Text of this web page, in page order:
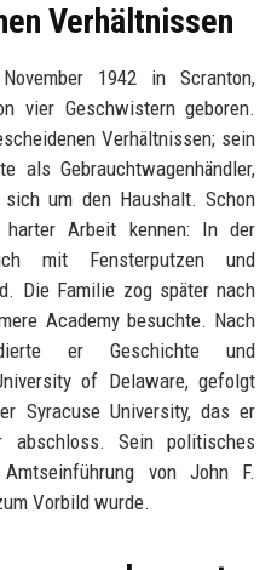
Verhältnissen
1942 in Scranton,
vier Geschwistern geboren.
Verhältnissen; sein
als Gebrauchtwagenhändler,
um den Haushalt. Schon
Arbeit kennen: In der
mit Fensterputzen und
Die Familie zog später nach
Academy besuchte. Nach
er Geschichte und
of Delaware, gefolgt
Syracuse University, das er
Sein politisches
von John F.
Vorbild wurde.